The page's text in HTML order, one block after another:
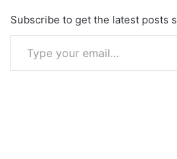
Subscribe to get the latest posts
Type your email…